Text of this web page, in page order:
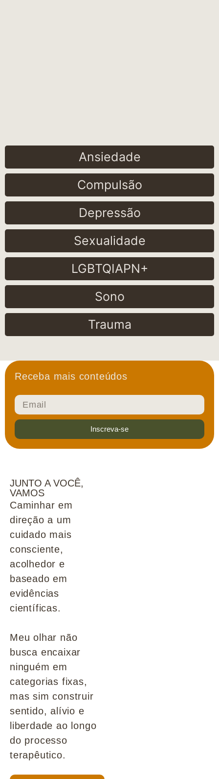
Ansiedade
Compulsão
Depressão
Sexualidade
LGBTQIAPN+
Sono
Trauma
Receba mais conteúdos
Inscreva-se
JUNTO A VOCÊ,
VAMOS
Caminhar em
direção a um
cuidado mais
consciente,
acolhedor e
baseado em
evidências
científicas.
Meu olhar não
busca encaixar
ninguém em
categorias fixas,
mas sim construir
sentido, alívio e
liberdade ao longo
do processo
terapêutico.